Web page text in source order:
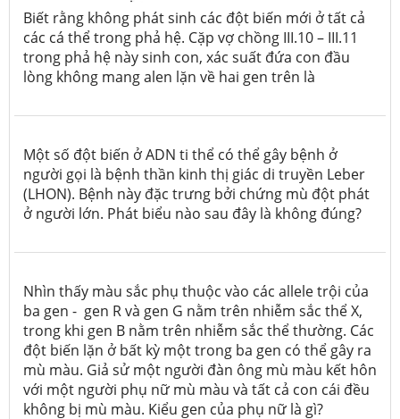
Biết rằng không phát sinh các đột biến mới ở tất cả
các cá thể trong phả hệ. Cặp vợ chồng III.10 – III.11
trong phả hệ này sinh con, xác suất đứa con đầu
lòng không mang alen lặn về hai gen trên là
Một số đột biến ở ADN ti thể có thể gây bệnh ở
người gọi là bệnh thần kinh thị giác di truyền Leber
(LHON). Bệnh này đặc trưng bởi chứng mù đột phát
ở người lớn. Phát biểu nào sau đây là không đúng?
Nhìn thấy màu sắc phụ thuộc vào các allele trội của
ba gen - gen R và gen G nằm trên nhiễm sắc thể X,
trong khi gen B nằm trên nhiễm sắc thể thường. Các
đột biến lặn ở bất kỳ một trong ba gen có thể gây ra
mù màu. Giả sử một người đàn ông mù màu kết hôn
với một người phụ nữ mù màu và tất cả con cái đều
không bị mù màu. Kiểu gen của phụ nữ là gì?